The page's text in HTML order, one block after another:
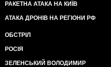
РАКЕТНА АТАКА НА КИЇВ
АТАКА ДРОНІВ НА РЕГІОНИ РФ
ОБСТРІЛ
РОСІЯ
ЗЕЛЕНСЬКИЙ ВОЛОДИМИР